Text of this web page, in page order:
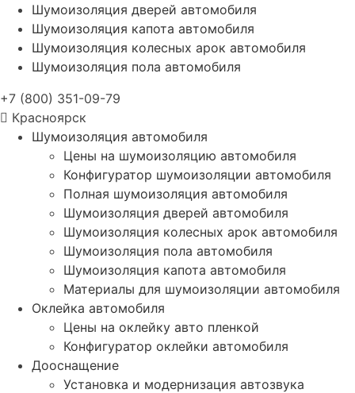
Шумоизоляция дверей автомобиля
Шумоизоляция капота автомобиля
Шумоизоляция колесных арок автомобиля
Шумоизоляция пола автомобиля
+7 (800) 351-09-79
Красноярск
Шумоизоляция автомобиля
Цены на шумоизоляцию автомобиля
Конфигуратор шумоизоляции автомобиля
Полная шумоизоляция автомобиля
Шумоизоляция дверей автомобиля
Шумоизоляция колесных арок автомобиля
Шумоизоляция пола автомобиля
Шумоизоляция капота автомобиля
Материалы для шумоизоляции автомобиля
Оклейка автомобиля
Цены на оклейку авто пленкой
Конфигуратор оклейки автомобиля
Дооснащение
Установка и модернизация автозвука